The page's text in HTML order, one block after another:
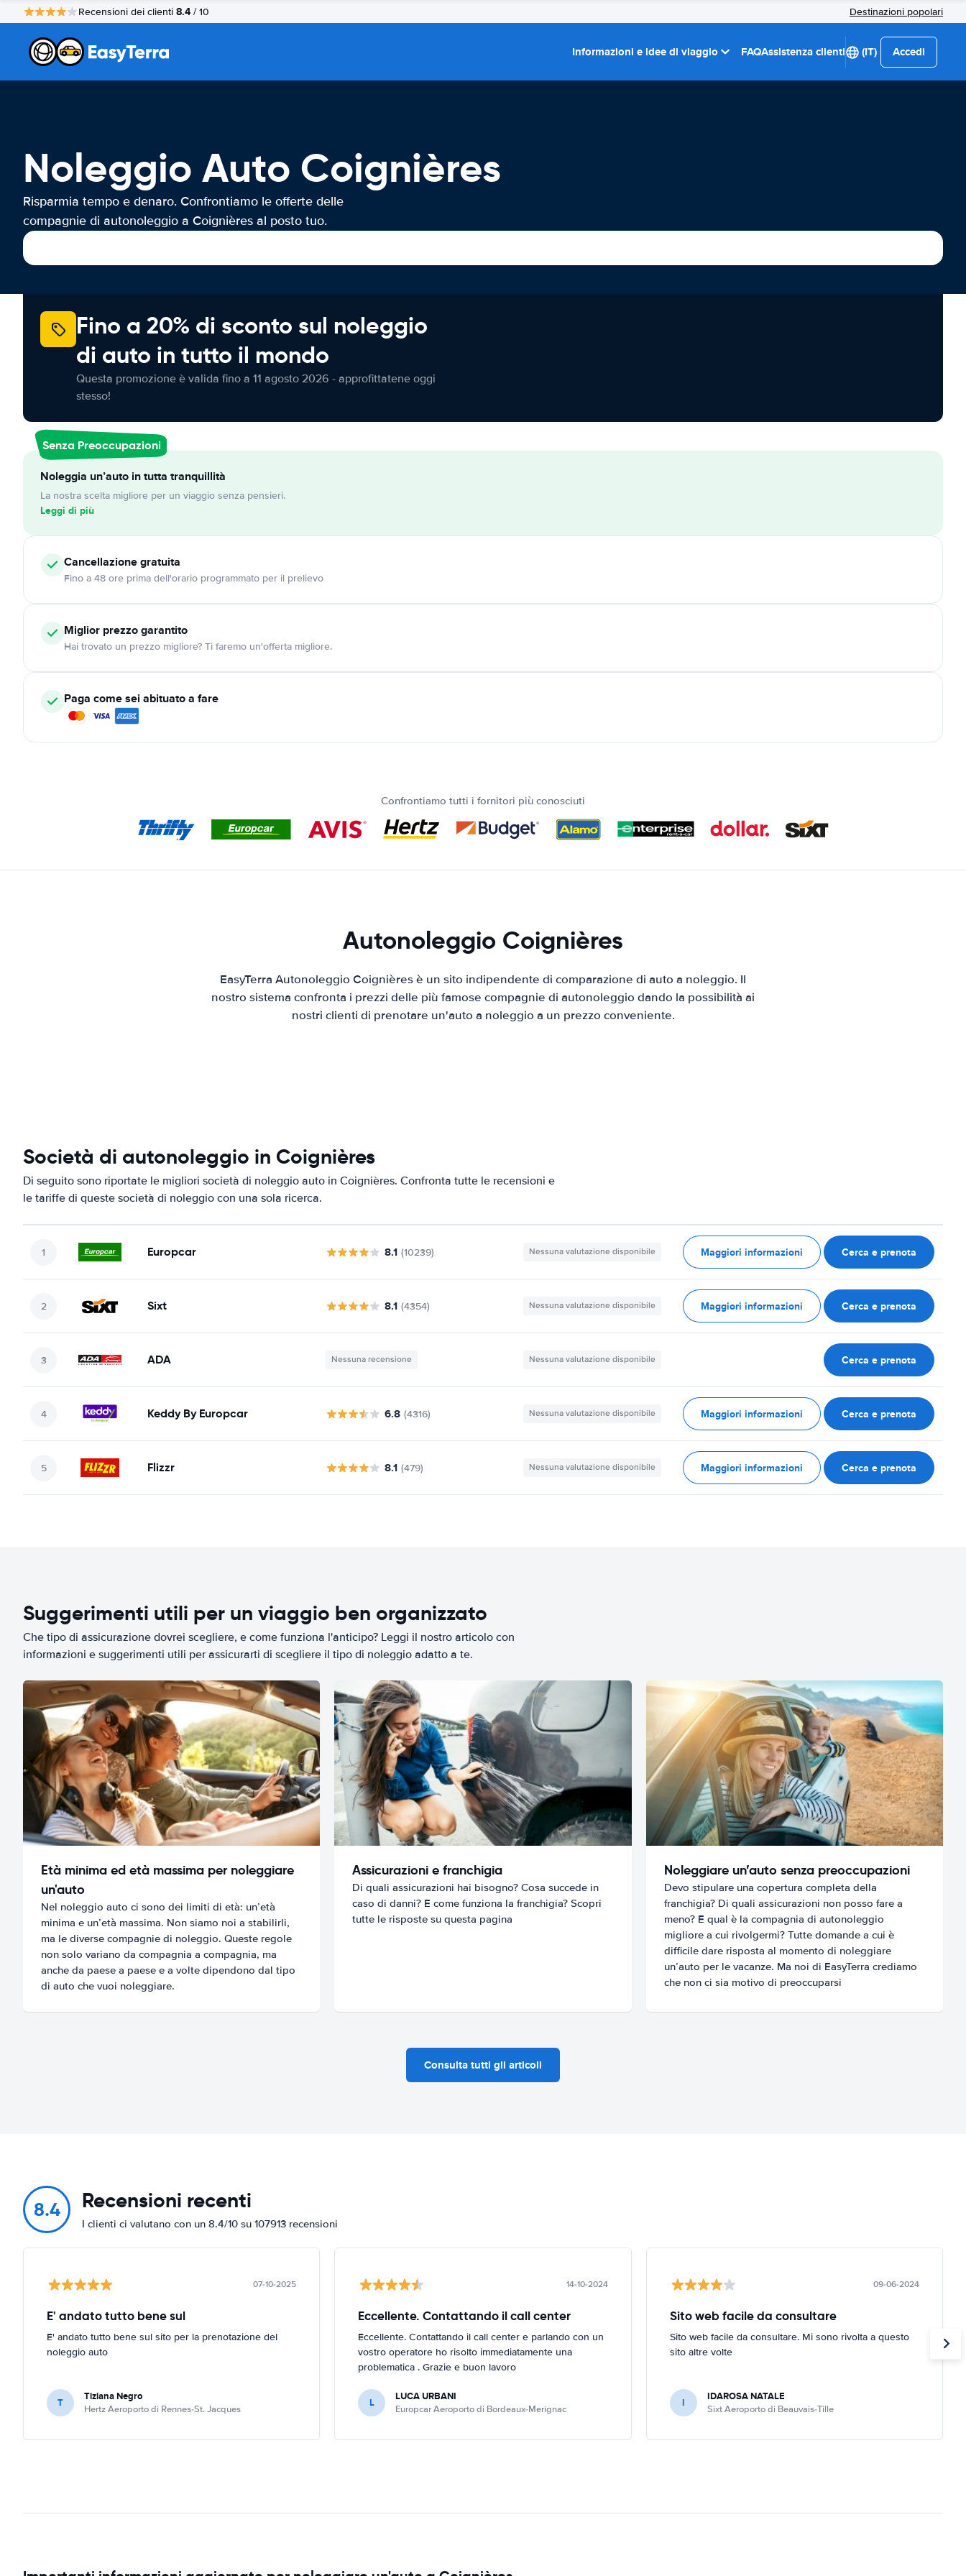
Recensioni dei clienti 8.4 / 10 Destinazioni popolari
Informazioni e idee di viaggio FAQAssistenza clienti (IT) Accedi
Noleggio Auto Coignières
Risparmia tempo e denaro. Confrontiamo le offerte delle
compagnie di autonoleggio a Coignières al posto tuo.
Fino a 20% di sconto sul noleggio
di auto in tutto il mondo
Questa promozione è valida fino a 11 agosto 2026 - approfittatene oggi
stesso!
Senza Preoccupazioni
Noleggia un’auto in tutta tranquillità
La nostra scelta migliore per un viaggio senza pensieri.
Leggi di più
Cancellazionegratuita
Fino a 48 ore prima dell'orario programmato per il prelievo
Miglior prezzo garantito
Hai trovato un prezzo migliore? Ti faremo un'offerta migliore.
Paga come sei abituato a fare
Confrontiamo tutti i fornitori più conosciuti
Autonoleggio Coignières
EasyTerra Autonoleggio Coignières è un sito indipendente di comparazione di auto a noleggio. Il
nostro sistema confronta i prezzi delle più famose compagnie di autonoleggio dando la possibilità ai
nostri clienti di prenotare un'auto a noleggio a un prezzo conveniente.
Società di autonoleggio in Coignières
Di seguito sono riportate le migliori società di noleggio auto in Coignières. Confronta tutte le recensioni e
le tariffe di queste società di noleggio con una sola ricerca.
Europcar 8.1 (10239) Nessuna valutazione disponibile Maggiori informazioni Cerca e prenota
Sixt 8.1 (4354) Nessuna valutazione disponibile Maggiori informazioni Cerca e prenota
ADA Nessuna recensione Nessuna valutazione disponibile Cerca e prenota
Keddy By Europcar 6.8 (4316) Nessuna valutazione disponibile Maggiori informazioni Cerca e prenota
Flizzr 8.1 (479) Nessuna valutazione disponibile Maggiori informazioni Cerca e prenota
Suggerimenti utili per un viaggio ben organizzato
Che tipo di assicurazione dovrei scegliere, e come funziona l'anticipo? Leggi il nostro articolo con
informazioni e suggerimenti utili per assicurarti di scegliere il tipo di noleggio adatto a te.
Età minima ed età massima per noleggiare
un'auto
Nel noleggio auto ci sono dei limiti di età: un’età
minima e un’età massima. Non siamo noi a stabilirli,
ma le diverse compagnie di noleggio. Queste regole
non solo variano da compagnia a compagnia, ma
anche da paese a paese e a volte dipendono dal tipo
di auto che vuoi noleggiare.
Assicurazioni e franchigia
Di quali assicurazioni hai bisogno? Cosa succede in
caso di danni? E come funziona la franchigia? Scopri
tutte le risposte su questa pagina
Noleggiare un’auto senza preoccupazioni
Devo stipulare una copertura completa della
franchigia? Di quali assicurazioni non posso fare a
meno? E qual è la compagnia di autonoleggio
migliore a cui rivolgermi? Tutte domande a cui è
difficile dare risposta al momento di noleggiare
un’auto per le vacanze. Ma noi di EasyTerra crediamo
che non ci sia motivo di preoccuparsi
Consulta tutti gli articoli
8.4 Recensioni recenti
I clienti ci valutano con un 8.4/10 su 107913 recensioni
07-10-2025
E' andato tutto bene sul
E' andato tutto bene sul sito per la prenotazione del
noleggio auto
T Tiziana Negro
Hertz Aeroporto di Rennes-St. Jacques
14-10-2024
Eccellente. Contattando il call center
Eccellente. Contattando il call center e parlando con un
vostro operatore ho risolto immediatamente una
problematica . Grazie e buon lavoro
L LUCA URBANI
Europcar Aeroporto di Bordeaux-Merignac
09-06-2024
Sito web facile da consultare
Sito web facile da consultare. Mi sono rivolta a questo
sito altre volte
I IDAROSA NATALE
Sixt Aeroporto di Beauvais-Tille